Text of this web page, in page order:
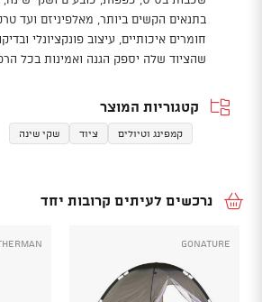
בתנאים הקשים ביותר, מאלפיניזם ועד
חומרים איכותיים, עיצוב פונקציונלי
שהציוד שלה יספק הגנה ואמינות בכל
קטגוריות המוצר
קמפינג וטיולים ציוד שקי שינה
נרכשים לעיתים קרובות יחד
GoNature